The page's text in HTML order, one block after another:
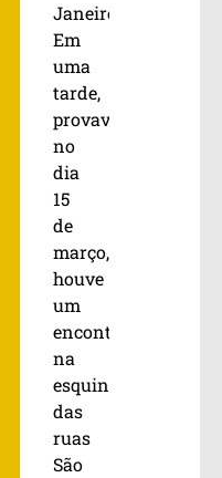
Janeiro.
Em
uma
tarde,
provavelmente
no
dia
15
de
março,
houve
um
encontro
na
esquina
das
ruas
São